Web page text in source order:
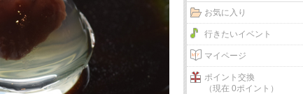
お気に入り
行きたいイベント
マイページ
ポイント交換
（現在 0ポイント）